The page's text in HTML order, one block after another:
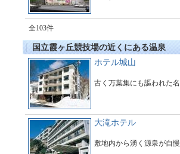
全103件
国立霞ヶ丘競技場の近くにある温泉
ホテル城山
古く万葉集にも謳われた
大滝ホテル
敷地内から湧く源泉が自